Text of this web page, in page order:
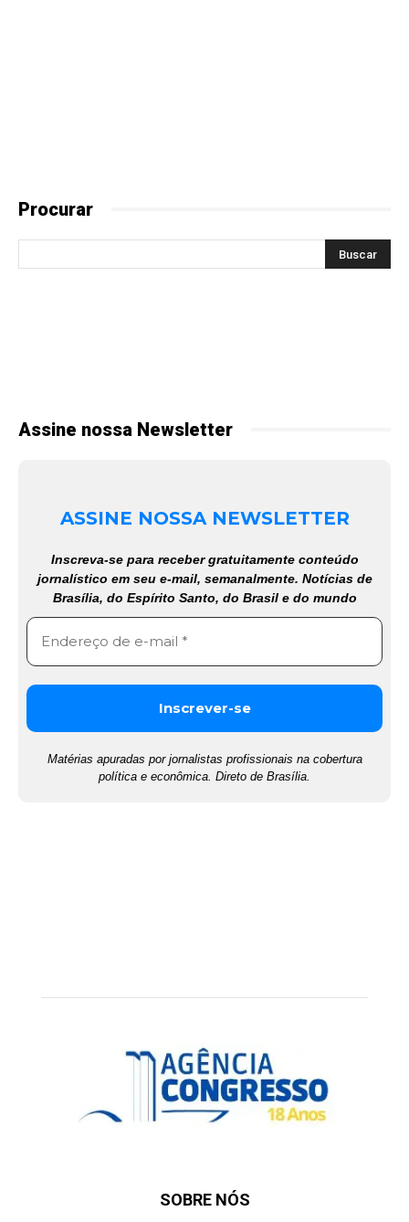
Procurar
Assine nossa Newsletter
ASSINE NOSSA NEWSLETTER
Inscreva-se para receber gratuitamente conteúdo
jornalístico em seu e-mail, semanalmente. Notícias de
Brasília, do Espírito Santo, do Brasil e do mundo
Matérias apuradas por jornalistas profissionais na cobertura
política e econômica. Direto de Brasília.
SOBRE NÓS